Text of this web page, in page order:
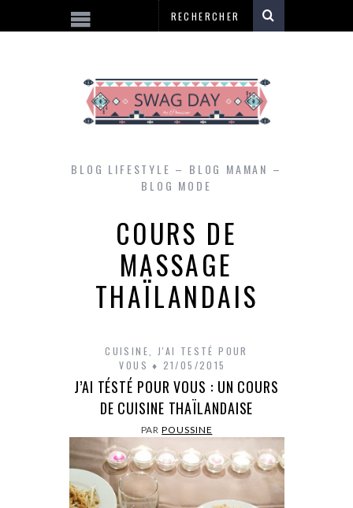
BLOG LIFESTYLE – BLOG MAMAN –
BLOG MODE
COURS DE
MASSAGE
THAÏLANDAIS
CUISINE
J'AI TESTÉ POUR
VOUS
21/05/2015
J’AI TÉSTÉ POUR VOUS : UN COURS
DE CUISINE THAÏLANDAISE
PARPOUSSINE